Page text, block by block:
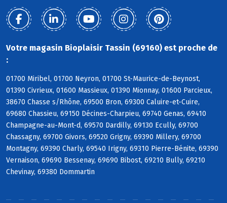
Votre magasin Bioplaisir Tassin (69160) est proche de
:
01700 Miribel, 01700 Neyron, 01700 St-Maurice-de-Beynost,
01390 Civrieux, 01600 Massieux, 01390 Mionnay, 01600 Parcieux,
38670 Chasse s/Rhône, 69500 Bron, 69300 Caluire-et-Cuire,
69680 Chassieu, 69150 Décines-Charpieu, 69740 Genas, 69410
Champagne-au-Mont-d, 69570 Dardilly, 69130 Ecully, 69700
Chassagny, 69700 Givors, 69520 Grigny, 69390 Millery, 69700
Montagny, 69390 Charly, 69540 Irigny, 69310 Pierre-Bénite, 69390
Vernaison, 69690 Bessenay, 69690 Bibost, 69210 Bully, 69210
Chevinay, 69380 Dommartin